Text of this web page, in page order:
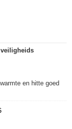
en hitte goed